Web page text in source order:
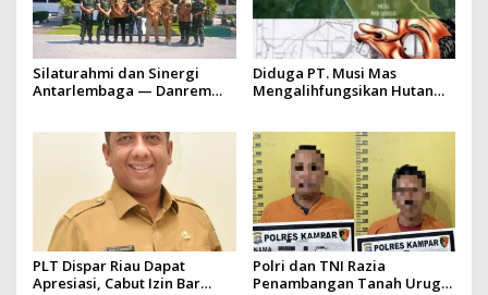
Silaturahmi dan Sinergi
Antarlembaga — Danrem
Diduga PT. Musi Mas
Mengalihfungsikan Hutan
yang diizinkan
PLT Dispar Riau Dapat
Apresiasi, Cabut Izin Bar
Polri dan TNI Razia
Penambangan Tanah Urug,